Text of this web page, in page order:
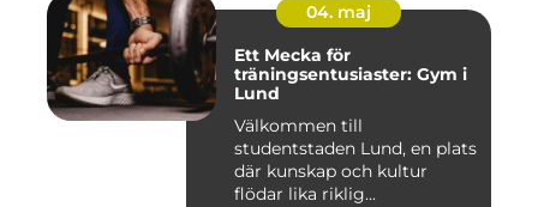
04. maj
Ett Mecka för
träningsentusiaster: Gym i
Lund
Välkommen till
studentstaden Lund, en plats
där kunskap och kultur
flödar lika riklig...